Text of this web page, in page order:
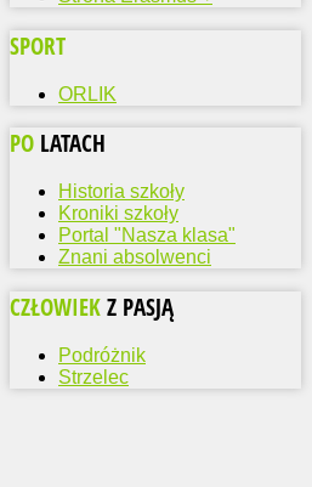
SPORT
ORLIK
PO LATACH
Historia szkoły
Kroniki szkoły
Portal "Nasza klasa"
Znani absolwenci
CZŁOWIEK Z PASJĄ
Podróżnik
Strzelec